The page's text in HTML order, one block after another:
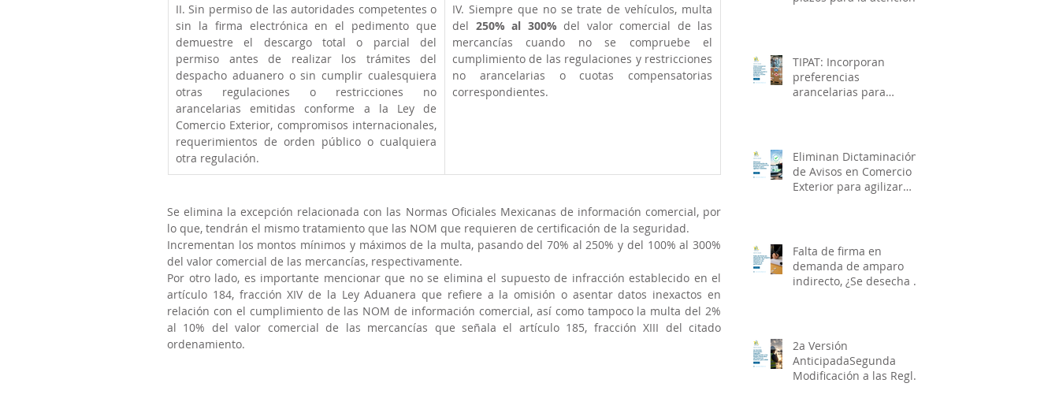
II. Sin permiso de las autoridades competentes o
sin la firma electrónica en el pedimento que
demuestre el descargo total o parcial del
permiso antes de realizar los trámites del
despacho aduanero o sin cumplir cualesquiera
otras regulaciones o restricciones no
arancelarias emitidas conforme a la Ley de
Comercio Exterior, compromisos internacionales,
requerimientos de orden público o cualquiera
otra regulación.
IV. Siempre que no se trate de vehículos, multa
del 250% al 300% del valor comercial de las
mercancías cuando no se compruebe el
cumplimiento de las regulaciones y restricciones
no arancelarias o cuotas compensatorias
correspondientes.
Se elimina la excepción relacionada con las Normas Oficiales Mexicanas de información comercial, por
lo que, tendrán el mismo tratamiento que las NOM que requieren de certificación de la seguridad.
Incrementan los montos mínimos y máximos de la multa, pasando del 70% al 250% y del 100% al 300%
del valor comercial de las mercancías, respectivamente.
Por otro lado, es importante mencionar que no se elimina el supuesto de infracción establecido en el
artículo 184, fracción XIV de la Ley Aduanera que refiere a la omisión o asentar datos inexactos en
relación con el cumplimiento de las NOM de información comercial, así como tampoco la multa del 2%
al 10% del valor comercial de las mercancías que señala el artículo 185, fracción XIII del citado
ordenamiento.
TIPAT: Incorporan
preferencias
arancelarias para
Norte
Eliminan Dictaminación
de Avisos en Comercio
Exterior para agilizar
Falta de firma en
demanda de amparo
indirecto, ¿Se desecha o
2a Versión
AnticipadaSegunda
Modificación a las Reglas